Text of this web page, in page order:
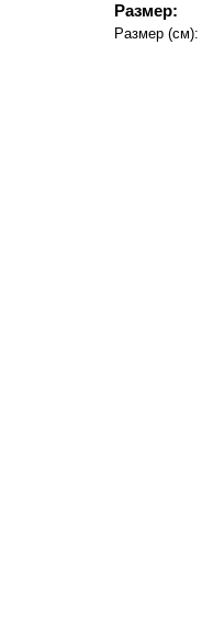
Размер:
Размер (см):